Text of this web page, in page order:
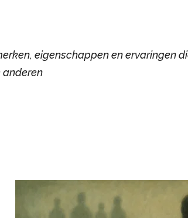
eigenschappen en ervaringen
anderen